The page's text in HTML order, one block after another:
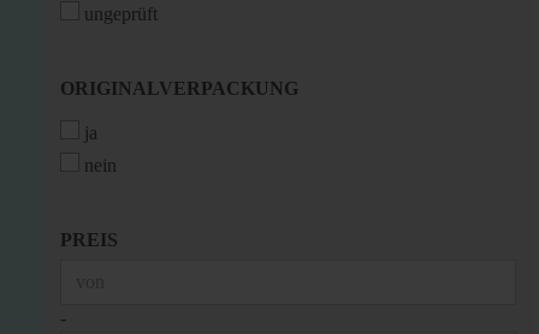
ungeprüft
ORIGINALVERPACKUNG
ORIGINALVERPACKUNG
ja
nein
PREIS
PREIS
-